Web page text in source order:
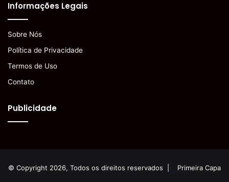
Informações Legais
Sobre Nós
Política de Privacidade
Termos de Uso
Contato
Publicidade
© Copyright 2026, Todos os direitos reservados | Primeira Capa